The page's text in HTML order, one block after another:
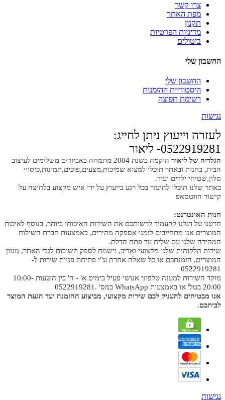
צרו קשר
מפת האתר
תקנון
מדיניות הפרטיות
ביטולים
החשבון שלי
החשבון שלי
היסטוריית ההזמנות
רשימת תפוצה
נגישות
לעזרה וייעוץ ניתן לחייג:
0522919281- ליאור
הגלריה של ליאור
הוקמה בשנת 2004 מתמחה באביזרים משלימים לעיצוב
הבית, בחנות ובאתר תוכלו למצוא שמיכות,מצעים,פוכים,תמונות,כיסויי
סלון,שטיחי ילדים ועוד.
באתר שלנו תוכלו להיעזר בכל רגע בייעוץ על ידי איש מקצוע בלחיצה על
קישור הווטסאפ
חנות האינטרנט:
חרטנו על דגלנו להעמיד לרשותכם את השירות האיכותי ביותר, בנוסף לאיכות
המוצרים אנו מתחייבים לזמני אספקה מהירים, באמצעות חברת השילוח
המהירה שלנו עם שליח עד פתח הדלת.
שירות הלקוחות שלנו מקצועי ואדיב, וישמח לספק תשובות לגבי האתר, מגוון
המוצרים, הזמנתכם או כל שאלה אחרת ע"י פתיחת פניית שירות ל-
0522919281
מוקד השירות למענה טלפוני אנושי פעיל בימים א' - ה' בין השעות 10:00-
20:00 בטל' או באמצעות WhatsApp במס' .0522919281
אנו מבטיחים להעניק לכם שירות מקצועי, מביצוע ההזמנה ועד הגעת המוצר
לביתכם.
נגישות